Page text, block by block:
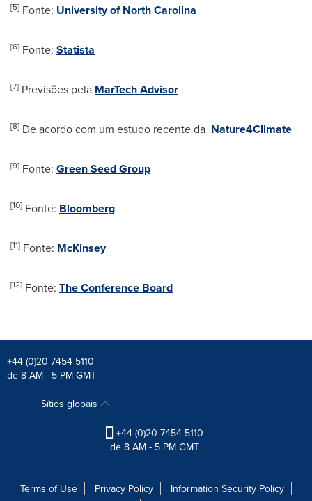
[5] Fonte: University of North Carolina
[6] Fonte: Statista
[7] Previsões pela MarTech Advisor
[8] De acordo com um estudo recente da Nature4Climate
[9] Fonte: Green Seed Group
[10] Fonte: Bloomberg
[11] Fonte: McKinsey
[12] Fonte: The Conference Board
+44 (0)20 7454 5110
de 8 AM - 5 PM GMT
Sítios globais
+44 (0)20 7454 5110
de 8 AM - 5 PM GMT
Terms of Use Privacy Policy
Information Security Policy